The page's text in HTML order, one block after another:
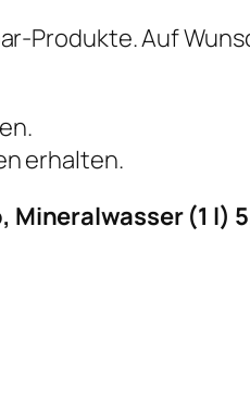
Produkte. Auf
erhalten.
(1